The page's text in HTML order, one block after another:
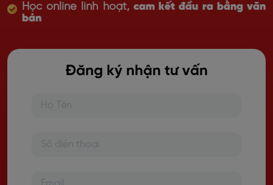
Học online linh hoạt, cam kết đầu ra bằng văn
bản
Đăng ký nhận tư vấn